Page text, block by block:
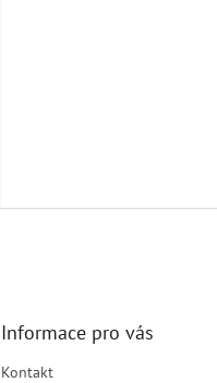
Informace pro vás
Kontakt